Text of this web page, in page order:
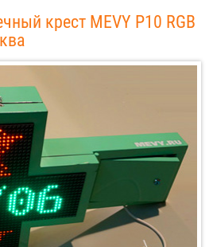
крест MEVY P10 RGB